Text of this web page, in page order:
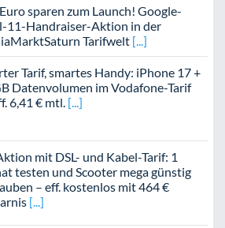
sparen zum Launch! Google-
11-Handraiser-Aktion in der
Tarifwelt
Tarif, smartes Handy: iPhone 17 +
Datenvolumen im Vodafone-Tarif
6,41 € mtl.
mit DSL- und Kabel-Tarif: 1
testen und Scooter mega günstig
– eff. kostenlos mit 464 €